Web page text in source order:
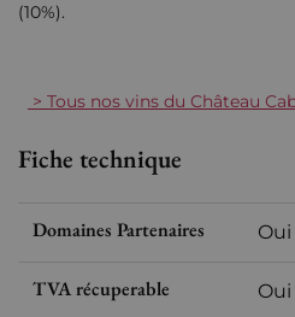
(10%).
> Tous nos vins du Château
Fiche technique
Domaines Partenaires Oui
TVA récuperable Oui